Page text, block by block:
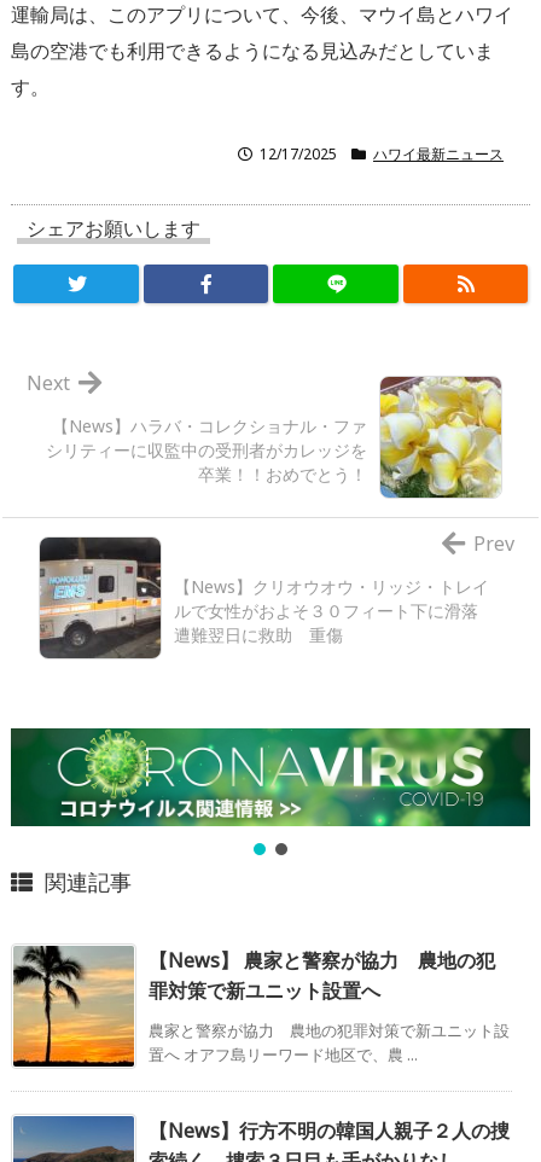
運輸局は、このアプリについて、今後、マウイ島とハワイ
島の空港でも利用できるようになる見込みだとしていま
す。
12/17/2025 ハワイ最新ニュース
シェアお願いします
【News】ハラバ・コレクショナル・ファ
シリティーに収監中の受刑者がカレッジを
卒業！！おめでとう！
Next
【News】クリオウオウ・リッジ・トレイ
ルで女性がおよそ３０フィート下に滑落
遭難翌日に救助 重傷
Prev
関連記事
【News】 農家と警察が協力 農地の犯
罪対策で新ユニット設置へ
農家と警察が協力 農地の犯罪対策で新ユニット設
置へ オアフ島リーワード地区で、農 ...
【News】行方不明の韓国人親子２人の捜